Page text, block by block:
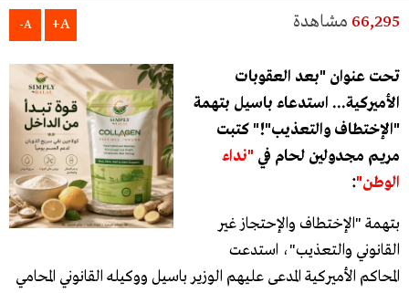
66,295 مشاهدة A+
A-
تحت عنوان "بعد العقوبات
الأميركية... استدعاء باسيل بتهمة
"الإختطاف والتعذيب"!" كتبت
مريم مجدولين لحام في "نداء
الوطن":
بتهمة "الإختطاف والإحتجاز غير
القانوني والتعذيب"، استدعت
المحاكم الأميركية المدعى عليهم الوزير باسيل ووكيله القانوني المحامي